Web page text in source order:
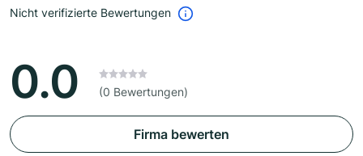
Nicht verifizierte Bewertungen
0.0 (0 Bewertungen)
Firma bewerten